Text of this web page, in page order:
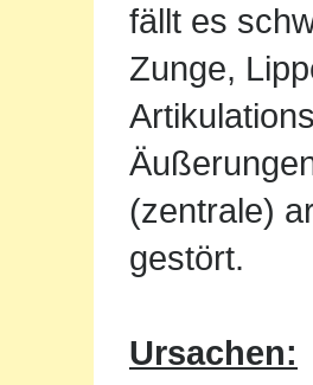
fällt es
Zunge,
(zentrale)
gestört.
Ursachen: